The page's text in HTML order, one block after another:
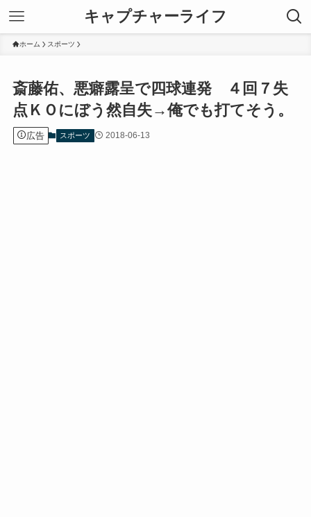
キャプチャーライフ
ホーム スポーツ
斎藤佑、悪癖露呈で四球連発 ４回７失
点ＫＯにぼう然自失→俺でも打てそう。
広告 スポーツ 2018-06-13